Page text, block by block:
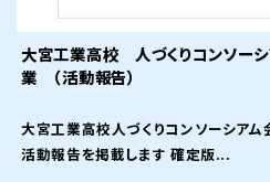
大宮工業高校 人づくりコンソー
業 （活動報告）
大宮工業高校人づくりコンソーシア
活動報告を掲載します 確定版...